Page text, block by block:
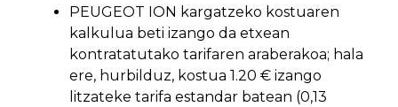
PEUGEOT ION kargatzeko kostuaren
kalkulua beti izango da etxean
kontratatutako tarifaren araberakoa; hala
ere, hurbilduz, kostua 1.20 € izango
litzateke tarifa estandar batean (0,13